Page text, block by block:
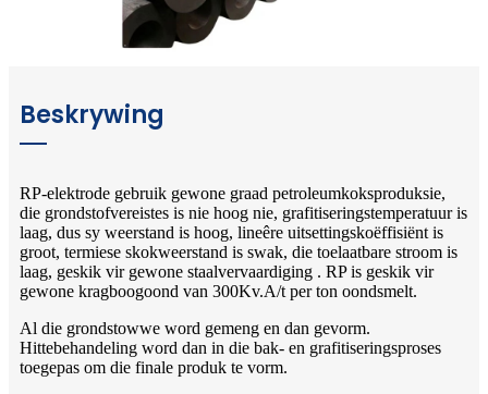
Beskrywing
RP-elektrode gebruik gewone graad petroleumkoksproduksie,
die grondstofvereistes is nie hoog nie, grafitiseringstemperatuur is
laag, dus sy weerstand is hoog, lineêre uitsettingskoëffisiënt is
groot, termiese skokweerstand is swak, die toelaatbare stroom is
laag, geskik vir gewone staalvervaardiging . RP is geskik vir
gewone kragboogoond van 300Kv.A/t per ton oondsmelt.
Al die grondstowwe word gemeng en dan gevorm.
Hittebehandeling word dan in die bak- en grafitiseringsproses
toegepas om die finale produk te vorm.